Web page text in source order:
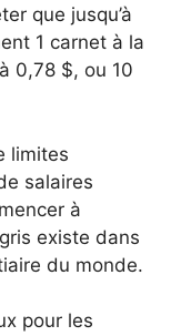
que jusqu’à
1 carnet à la
0,78 $, ou 10
limites
salaires
à
existe dans
du monde.
pour les